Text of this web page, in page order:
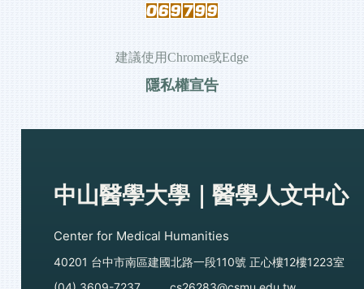
建議使用Chrome或Edge
隱私權宣告
中山醫學大學｜醫學人文中心
Center for Medical Humanities
40201 台中市南區建國北路一段110號 正心樓12樓1223室